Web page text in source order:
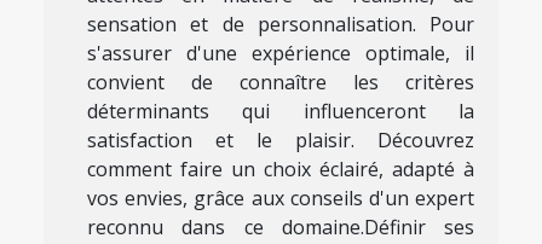
sensation et de personnalisation. Pour
s'assurer d'une expérience optimale, il
convient de connaître les critères
déterminants qui influenceront la
satisfaction et le plaisir. Découvrez
comment faire un choix éclairé, adapté à
vos envies, grâce aux conseils d'un expert
reconnu dans ce domaine.Définir ses